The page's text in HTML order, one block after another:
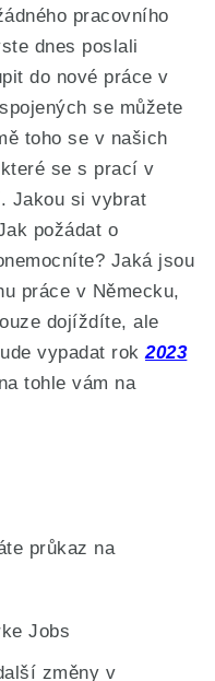
pracovního
dnes poslali
do nové práce v
se můžete
toho se v našich
se s prací v
Jakou si vybrat
požádat o
Jaká jsou
práce v Německu,
dojíždíte, ale
vypadat rok2023
tohle vám na
průkaz na
Jobs
změny v